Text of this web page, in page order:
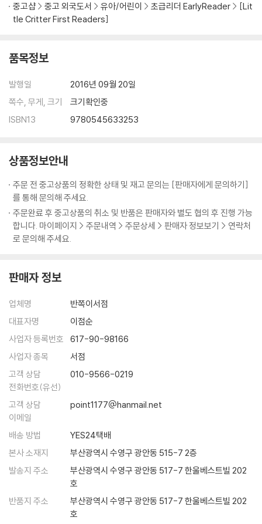
중고샵 중고 외국도서 유아/어린이 초급리더 EarlyReader
[Lit
tle Critter First Readers]
품목정보
발행일
2016년 09월 20일
쪽수, 무게, 크기
크기확인중
ISBN13
9780545633253
상품정보안내
주문 전 중고상품의 정확한 상태 및 재고 문의는 [판매자에게 문의하기]
를 통해 문의해 주세요.
주문완료 후 중고상품의 취소 및 반품은 판매자와 별도 협의 후 진행 가능
합니다. 마이페이지 > 주문내역 > 주문상세 > 판매자 정보보기 > 연락처
로 문의해 주세요.
판매자 정보
업체명
반쪽이서점
대표자명
이점순
사업자 등록번호
617-90-98166
사업자 종목
서점
고객 상담
전화번호(유선)
010-9566-0219
고객 상담
이메일
point1177@hanmail.net
배송 방법
YES24택배
본사 소재지
부산광역시 수영구 광안동 515-7 2층
발송지 주소
부산광역시 수영구 광안동 517-7 한울베스트빌 202
호
반품지 주소
부산광역시 수영구 광안동 517-7 한울베스트빌 202
호